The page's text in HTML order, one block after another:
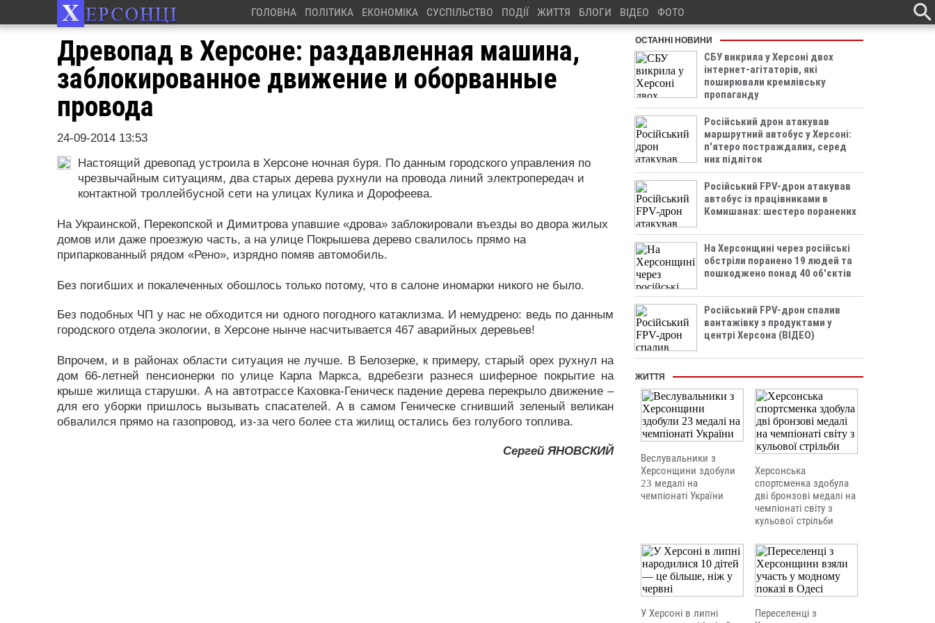
ГОЛОВНА ПОЛІТИКА ЕКОНОМІКА СУСПІЛЬСТВО ПОДІЇ ЖИТТЯ БЛОГИ ВІДЕО ФОТО
Древопад в Херсоне: раздавленная машина,
заблокированное движение и оборванные
провода
24-09-2014 13:53
Настоящий древопад устроила в Херсоне ночная буря. По данным городского управления по
чрезвычайным ситуациям, два старых дерева рухнули на провода линий электропередач и
контактной троллейбусной сети на улицах Кулика и Дорофеева.
На Украинской, Перекопской и Димитрова упавшие «дрова» заблокировали въезды во двора жилых
домов или даже проезжую часть, а на улице Покрышева дерево свалилось прямо на
припаркованный рядом «Рено», изрядно помяв автомобиль.
Без погибших и покалеченных обошлось только потому, что в салоне иномарки никого не было.
Без подобных ЧП у нас не обходится ни одного погодного катаклизма. И немудрено: ведь по данным
городского отдела экологии, в Херсоне нынче насчитывается 467 аварийных деревьев!
Впрочем, и в районах области ситуация не лучше. В Белозерке, к примеру, старый орех рухнул на
дом 66-летней пенсионерки по улице Карла Маркса, вдребезги разнеся шиферное покрытие на
крыше жилища старушки. А на автотрассе Каховка-Геническ падение дерева перекрыло движение –
для его уборки пришлось вызывать спасателей. А в самом Геническе сгнивший зеленый великан
обвалился прямо на газопровод, из-за чего более ста жилищ остались без голубого топлива.
Сергей ЯНОВСКИЙ
ОСТАННІ НОВИНИ
СБУ викрила у Херсоні двох
інтернет-агітаторів, які
поширювали кремлівську
пропаганду
Російський дрон атакував
маршрутний автобус у Херсоні:
п'ятеро постраждалих, серед
них підліток
Російський FPV-дрон атакував
автобус із працівниками в
Комишанах: шестеро поранених
На Херсонщині через російські
обстріли поранено 19 людей та
пошкоджено понад 40 об'єктів
Російський FPV-дрон спалив
вантажівку з продуктами у
центрі Херсона (ВІДЕО)
ЖИТТЯ
Веслувальники з
Херсонщини здобули
23 медалі на
чемпіонаті України
Херсонська
спортсменка здобула
дві бронзові медалі на
чемпіонаті світу з
кульової стрільби
У Херсоні в липні
Переселенці з